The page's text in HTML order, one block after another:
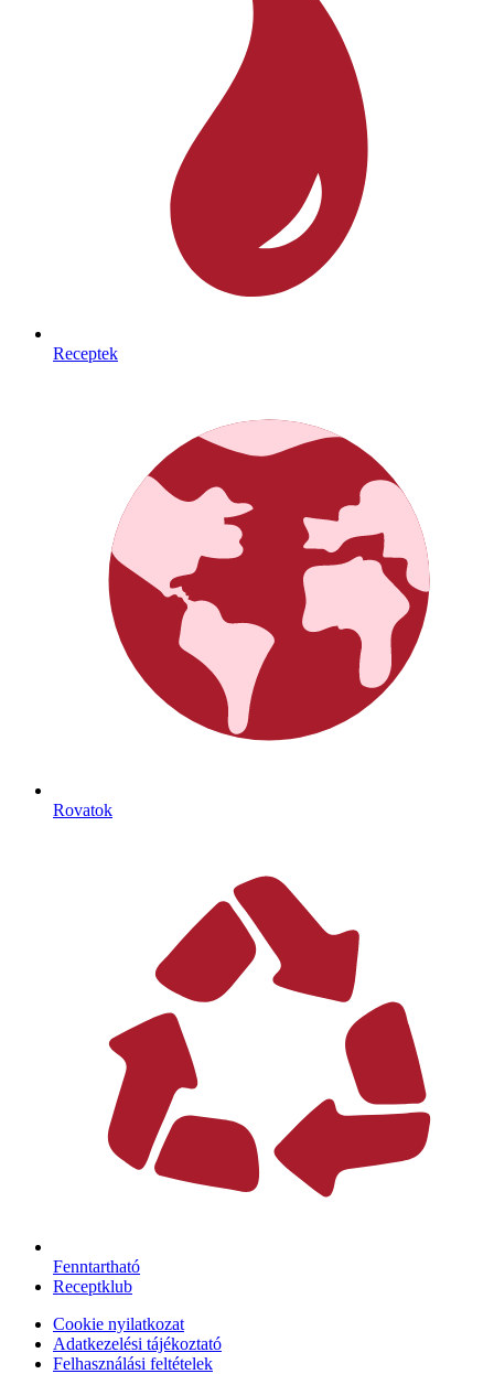
Receptek
Rovatok
Fenntartható
Receptklub
Cookie nyilatkozat
Adatkezelési tájékoztató
Felhasználási feltételek